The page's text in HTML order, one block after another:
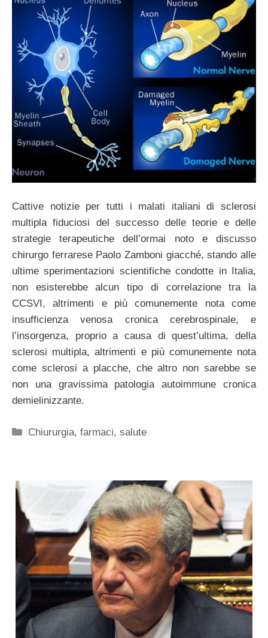
Cattive notizie per tutti i malati italiani di sclerosi
multipla fiduciosi del successo delle teorie e delle
strategie terapeutiche dell’ormai noto e discusso
chirurgo ferrarese Paolo Zamboni giacché, stando alle
ultime sperimentazioni scientifiche condotte in Italia,
non esisterebbe alcun tipo di correlazione tra la
CCSVI, altrimenti e più comunemente nota come
insufficienza venosa cronica cerebrospinale, e
l’insorgenza, proprio a causa di quest’ultima, della
sclerosi multipla, altrimenti e più comunemente nota
come sclerosi a placche, che altro non sarebbe se
non una gravissima patologia autoimmune cronica
demielinizzante.
Categorie
Chiururgia,farmaci,salute